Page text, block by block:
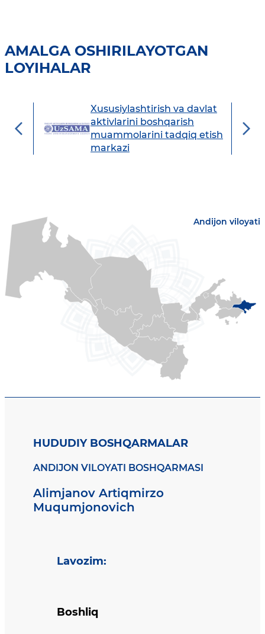
AMALGA OSHIRILAYOTGAN
LOYIHALAR
Xususiylashtirish va davlat
aktivlarini boshqarish
muammolarini tadqiq etish
markazi
Andijon viloyati
HUDUDIY BOSHQARMALAR
ANDIJON VILOYATI BOSHQARMASI
Alimjanov Artiqmirzo
Muqumjonovich
Lavozim:
Boshliq